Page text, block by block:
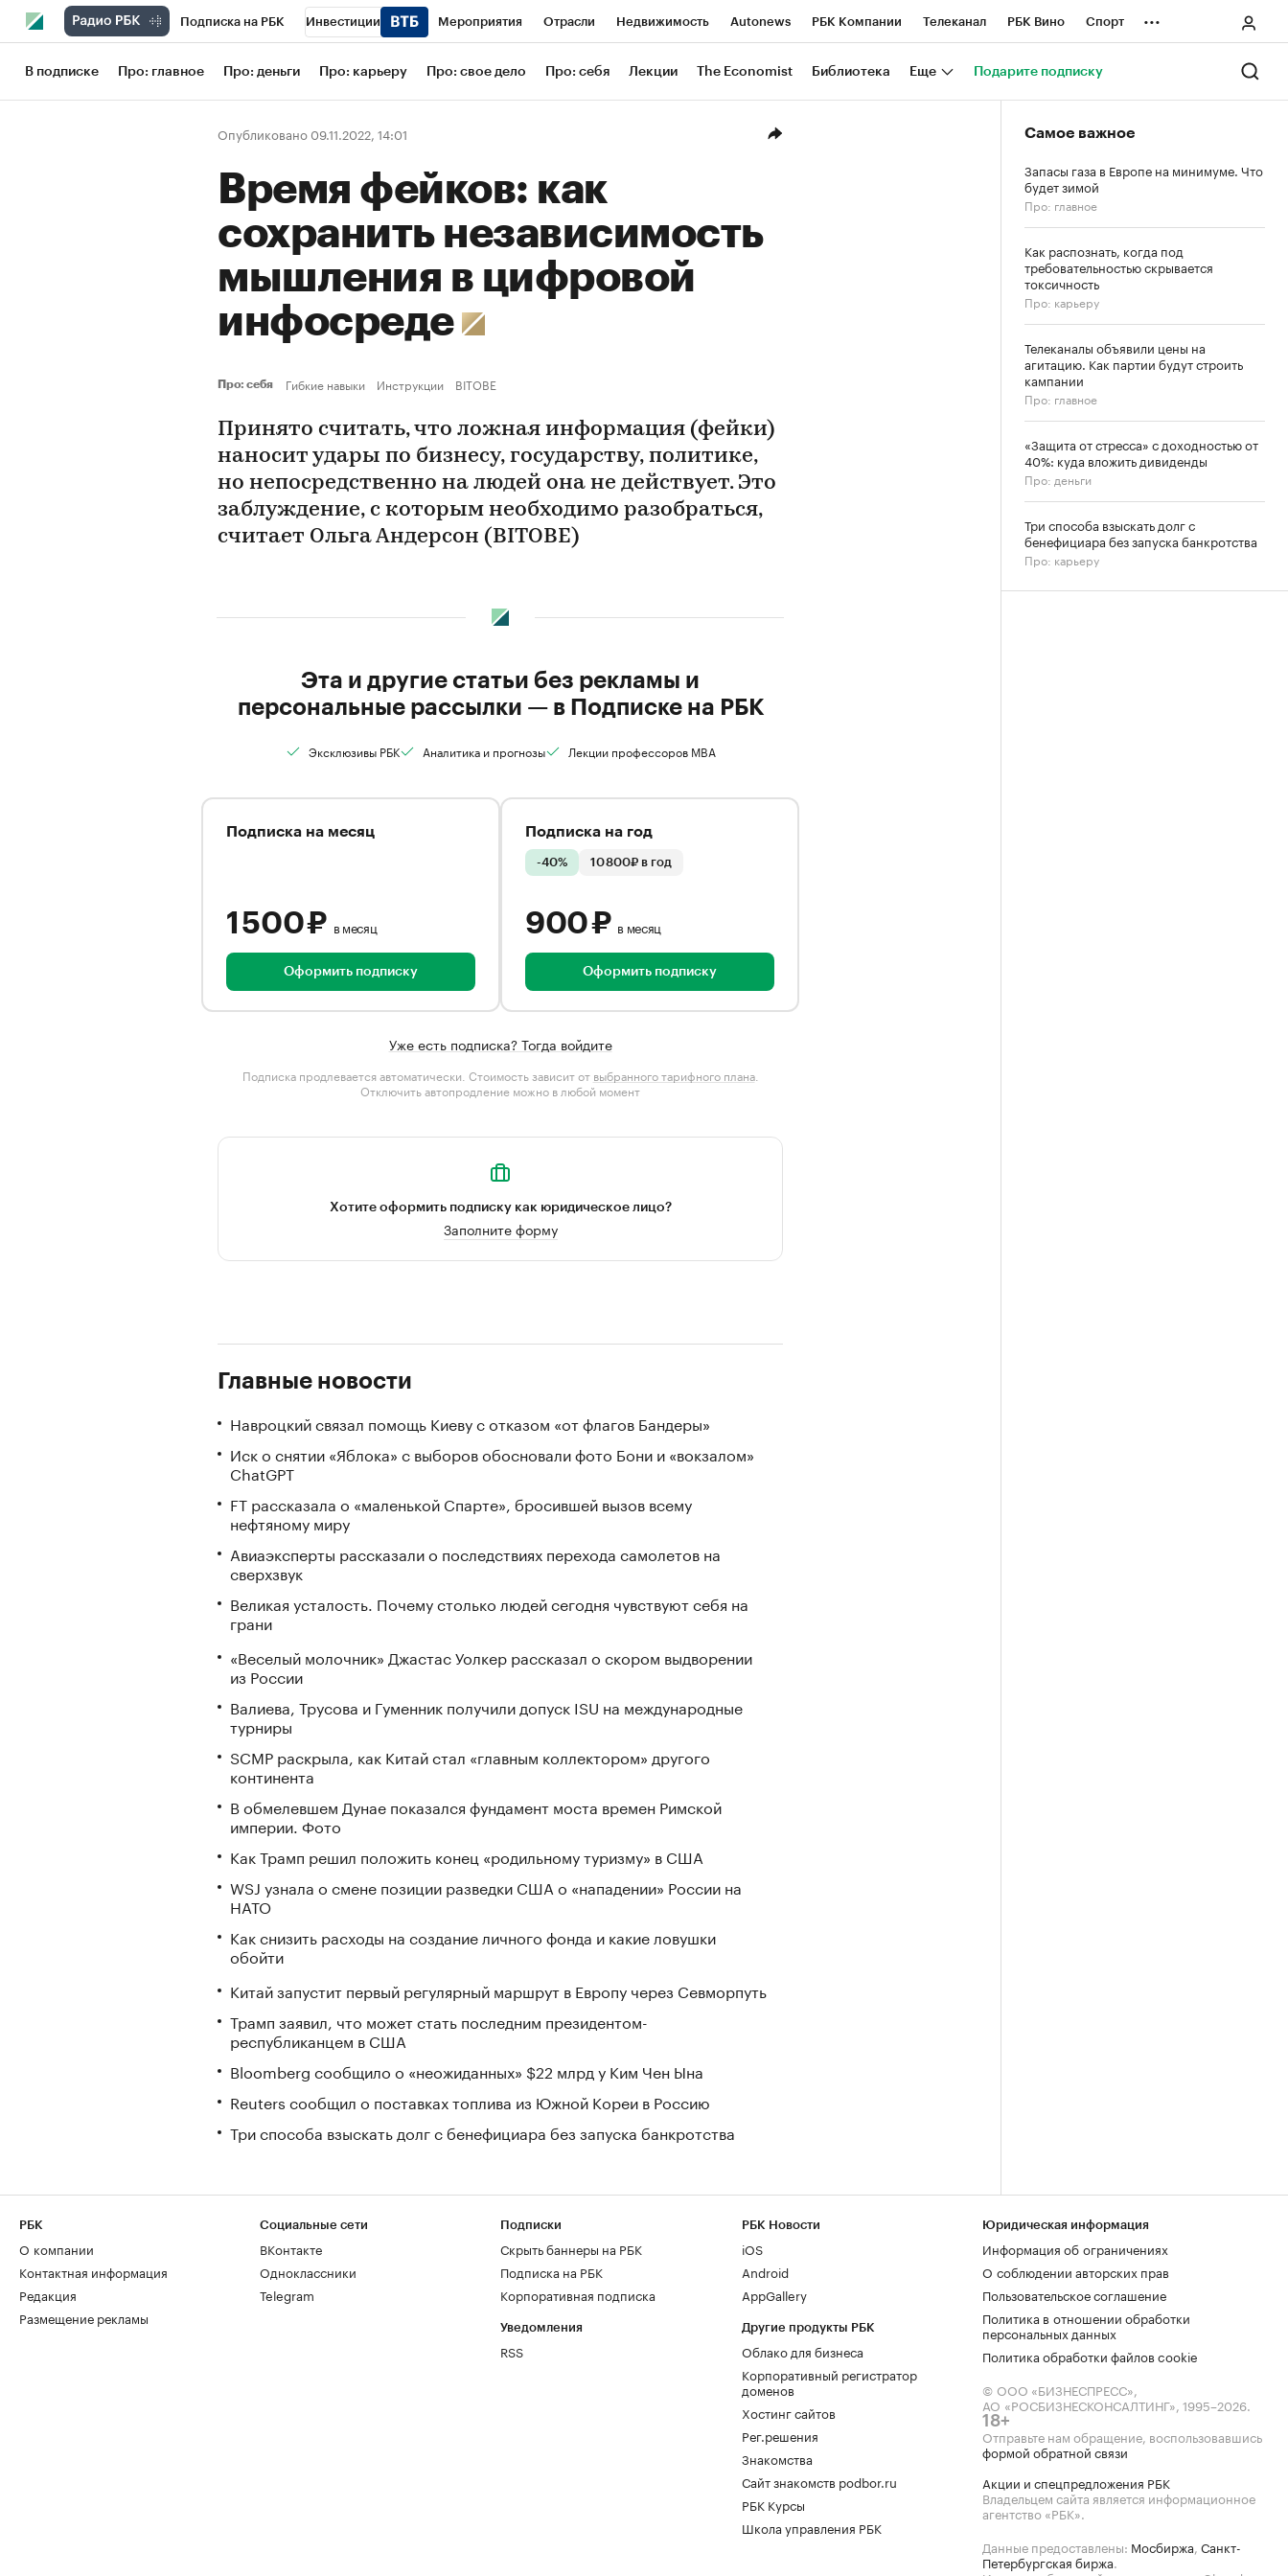
Подписка на РБК Инвестиции Мероприятия Отрасли Недвижимость Autonews РБК Компании Телеканал РБК Вино Спорт
Школа управления РБК РБК Образование РБК Life Тренды Визионеры Национальные проекты Город
Рынок наличной валюты
...
В подписке Про: главное Про: деньги Про: карьеру Про: свое дело Про: себя Лекции The Economist Библиотека Еще Подарите подписку
Опубликовано 09.11.2022, 14:01
Время фейков: как
сохранить независимость
мышления в цифровой
инфосреде
Про: себя Гибкие навыки Инструкции BITOBE
Принято считать, что ложная информация (фейки)
наносит удары по бизнесу, государству, политике,
но непосредственно на людей она не действует. Это
заблуждение, с которым необходимо разобраться,
считает Ольга Андерсон (BITOBE)
Эта и другие статьи без рекламы и
персональные рассылки — в Подписке на РБК
Эксклюзивы РБК Аналитика и прогнозы Лекции профессоров MBA
Подписка на месяц
1 500 ₽ в месяц
Оформить подписку
Подписка на год
-40% 10 800₽ в год
900 ₽ в месяц
Оформить подписку
Уже есть подписка? Тогда войдите
Подписка продлевается автоматически. Стоимость зависит от выбранного тарифного плана.
Отключить автопродление можно в любой момент
Хотите оформить подписку как юридическое лицо?
Заполните форму
Главные новости
Навроцкий связал помощь Киеву с отказом «от флагов Бандеры»
Иск о снятии «Яблока» с выборов обосновали фото Бони и «вокзалом»
ChatGPT
FT рассказала о «маленькой Спарте», бросившей вызов всему
нефтяному миру
Авиаэксперты рассказали о последствиях перехода самолетов на
сверхзвук
Великая усталость. Почему столько людей сегодня чувствуют себя на
грани
«Веселый молочник» Джастас Уолкер рассказал о скором выдворении
из России
Валиева, Трусова и Гуменник получили допуск ISU на международные
турниры
SCMP раскрыла, как Китай стал «главным коллектором» другого
континента
В обмелевшем Дунае показался фундамент моста времен Римской
империи. Фото
Как Трамп решил положить конец «родильному туризму» в США
WSJ узнала о смене позиции разведки США о «нападении» России на
НАТО
Как снизить расходы на создание личного фонда и какие ловушки
обойти
Китай запустит первый регулярный маршрут в Европу через Севморпуть
Трамп заявил, что может стать последним президентом-
республиканцем в США
Bloomberg сообщило о «неожиданных» $22 млрд у Ким Чен Ына
Reuters сообщил о поставках топлива из Южной Кореи в Россию
Три способа взыскать долг с бенефициара без запуска банкротства
Самое важное
Запасы газа в Европе на минимуме. Что
будет зимой
Про: главное
Как распознать, когда под
требовательностью скрывается
токсичность
Про: карьеру
Телеканалы объявили цены на
агитацию. Как партии будут строить
кампании
Про: главное
«Защита от стресса» с доходностью от
40%: куда вложить дивиденды
Про: деньги
Три способа взыскать долг с
бенефициара без запуска банкротства
Про: карьеру
РБК
О компании
Контактная информация
Редакция
Размещение рекламы
Социальные сети
ВКонтакте
Одноклассники
Telegram
Подписки
Скрыть баннеры на РБК
Подписка на РБК
Корпоративная подписка
Уведомления
RSS
РБК Новости
iOS
Android
AppGallery
Другие продукты РБК
Облако для бизнеса
Корпоративный регистратор
доменов
Хостинг сайтов
Рег.решения
Знакомства
Сайт знакомств podbor.ru
РБК Курсы
Школа управления РБК
Юридическая информация
Информация об ограничениях
О соблюдении авторских прав
Пользовательское соглашение
Политика в отношении обработки
персональных данных
Политика обработки файлов cookie
© ООО «БИЗНЕСПРЕСС»,
АО «РОСБИЗНЕСКОНСАЛТИНГ», 1995–2026.
18+
Отправьте нам обращение, воспользовавшись
формой обратной связи
Акции и спецпредложения РБК
Владельцем сайта является информационное
агентство «РБК».
Данные предоставлены: Мосбиржа, Санкт-
Петербургская биржа.